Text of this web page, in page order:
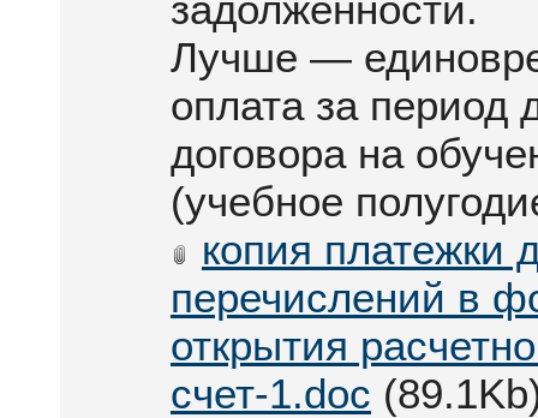
Лучше —
оплата за период
договора на
(учебное
копия платежки
перечислений в
открытия
счет-1.doc